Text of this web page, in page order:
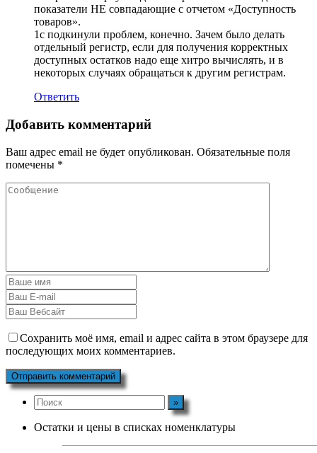
показатели НЕ совпадающие с отчетом «Доступность
товаров».
1с подкинули проблем, конечно. Зачем было делать
отдельный регистр, если для получения корректных
доступных остатков надо еще хитро вычислять, и в
некоторых случаях обращаться к другим регистрам.
Ответить
Добавить комментарий
Ваш адрес email не будет опубликован. Обязательные поля
помечены *
Сохранить моё имя, email и адрес сайта в этом браузере для
последующих моих комментариев.
Остатки и цены в списках номенклатуры